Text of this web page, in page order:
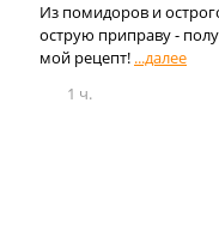
Из помидоров и
острую приправу -
мой рецепт!
1 ч.